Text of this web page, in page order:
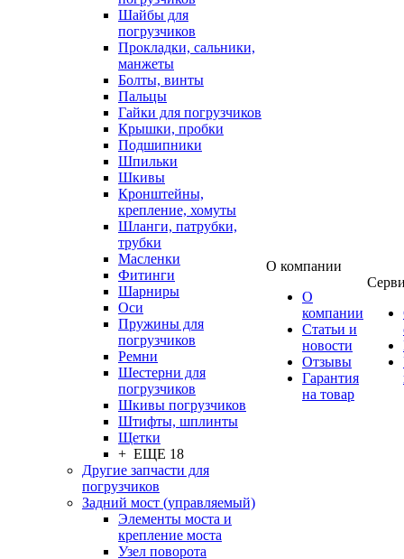
Шайбы для
погрузчиков
Прокладки, сальники,
манжеты
Болты, винты
Пальцы
Гайки для погрузчиков
Крышки, пробки
Подшипники
Шпильки
Шкивы
Кронштейны,
крепление, хомуты
Шланги, патрубки,
трубки
Масленки
Фитинги
Шарниры
Оси
Пружины для
погрузчиков
Ремни
Шестерни для
погрузчиков
Шкивы погрузчиков
Штифты, шплинты
Щетки
+ ЕЩЕ 18
Другие запчасти для
погрузчиков
Задний мост (управляемый)
Элементы моста и
крепление моста
Узел поворота
О компании
О
компании
Статьи и
новости
Отзывы
Гарантия
на товар